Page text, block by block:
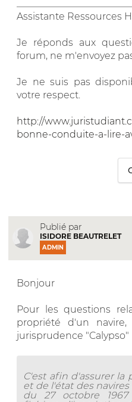
Assistante Ressources
Je réponds aux
forum, ne m'envoyez
Je ne suis pas
votre respect.
http://
bonne-conduite-a-lire-
Publié par
ISIDORE BEAUTRELET
ADMIN
Bonjour
Pour les questions
propriété d'un
jurisprudence "Calypso"
C'est afin d'assurer
et de l'état des
du 27 octobre